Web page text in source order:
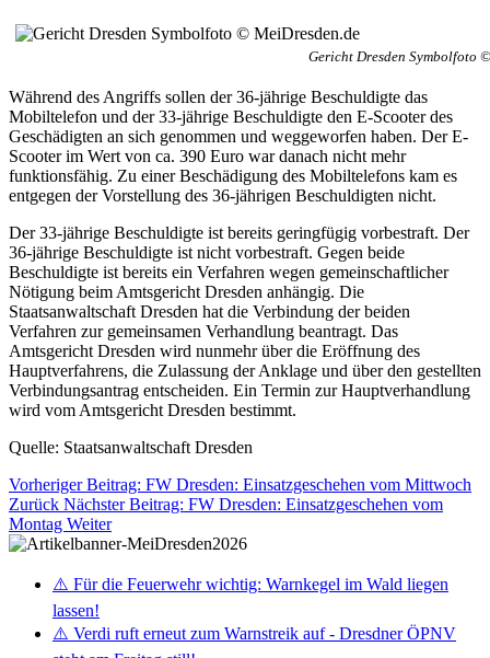
Gericht Dresden Symbolfoto
Während des Angriffs sollen der 36-jährige Beschuldigte das
Mobiltelefon und der 33-jährige Beschuldigte den E-Scooter des
Geschädigten an sich genommen und weggeworfen haben. Der E-
Scooter im Wert von ca. 390 Euro war danach nicht mehr
funktionsfähig. Zu einer Beschädigung des Mobiltelefons kam es
entgegen der Vorstellung des 36-jährigen Beschuldigten nicht.
Der 33-jährige Beschuldigte ist bereits geringfügig vorbestraft. Der
36-jährige Beschuldigte ist nicht vorbestraft. Gegen beide
Beschuldigte ist bereits ein Verfahren wegen gemeinschaftlicher
Nötigung beim Amtsgericht Dresden anhängig. Die
Staatsanwaltschaft Dresden hat die Verbindung der beiden
Verfahren zur gemeinsamen Verhandlung beantragt. Das
Amtsgericht Dresden wird nunmehr über die Eröffnung des
Hauptverfahrens, die Zulassung der Anklage und über den gestellten
Verbindungsantrag entscheiden. Ein Termin zur Hauptverhandlung
wird vom Amtsgericht Dresden bestimmt.
Quelle: Staatsanwaltschaft Dresden
Vorheriger Beitrag: FW Dresden: Einsatzgeschehen vom Mittwoch
Zurück Nächster Beitrag: FW Dresden: Einsatzgeschehen vom
Montag Weiter
⚠️ Für die Feuerwehr wichtig: Warnkegel im Wald liegen
lassen!
⚠️ Verdi ruft erneut zum Warnstreik auf - Dresdner ÖPNV